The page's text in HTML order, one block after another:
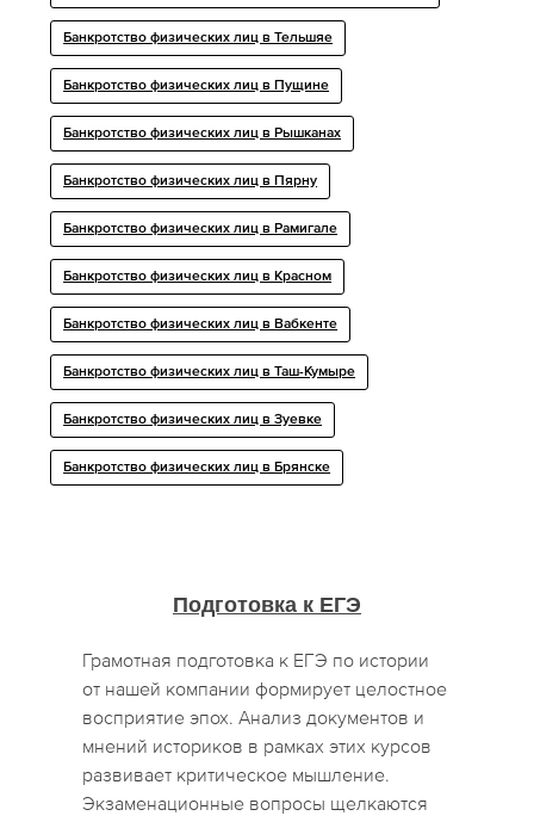
Банкротство физических лиц в Тельшяе
Банкротство физических лиц в Пущине
Банкротство физических лиц в Рышканах
Банкротство физических лиц в Пярну
Банкротство физических лиц в Рамигале
Банкротство физических лиц в Красном
Банкротство физических лиц в Вабкенте
Банкротство физических лиц в Таш-Кумыре
Банкротство физических лиц в Зуевке
Банкротство физических лиц в Брянске
Подготовка к ЕГЭ
Грамотная подготовка к ЕГЭ по истории
от нашей компании формирует целостное
восприятие эпох. Анализ документов и
мнений историков в рамках этих курсов
развивает критическое мышление.
Экзаменационные вопросы щелкаются